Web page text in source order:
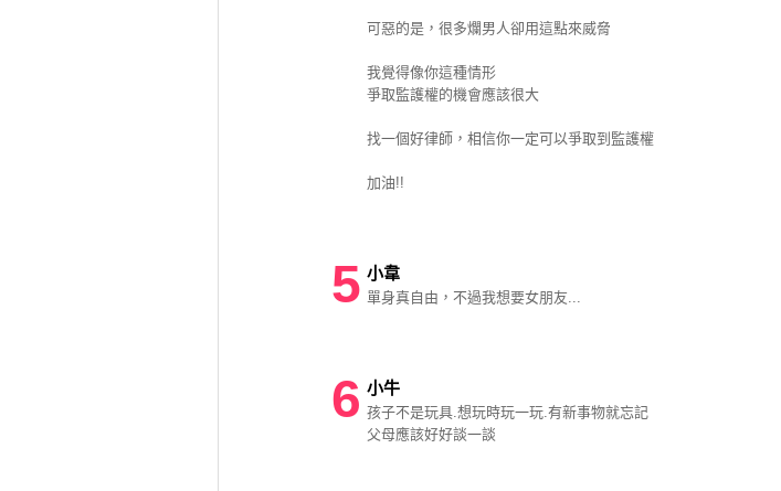
可惡的是，很多爛男人卻用這點來威脅
我覺得像你這種情形
爭取監護權的機會應該很大
找一個好律師，相信你一定可以爭取到監護權
加油!!
5 小韋
單身真自由，不過我想要女朋友...
6 小牛
孩子不是玩具.想玩時玩一玩.有新事物就忘記
父母應該好好談一談